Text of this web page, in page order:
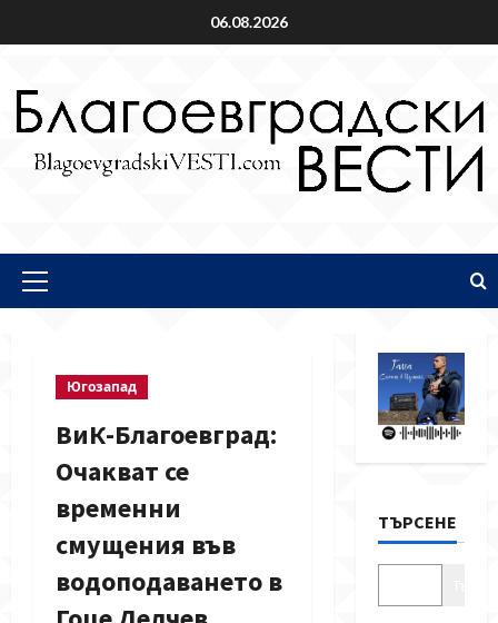
to
06.08.2026
Primary
Югозапад
ВиК-Благоевград:
Очакват се
временни
смущения във
водоподаването в
ТЪРСЕНЕ